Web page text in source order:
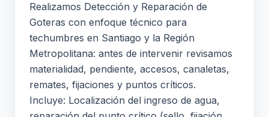
Realizamos Detección y Reparación de
Goteras con enfoque técnico para
techumbres en Santiago y la Región
Metropolitana: antes de intervenir revisamos
materialidad, pendiente, accesos, canaletas,
remates, fijaciones y puntos críticos.
Incluye: Localización del ingreso de agua,